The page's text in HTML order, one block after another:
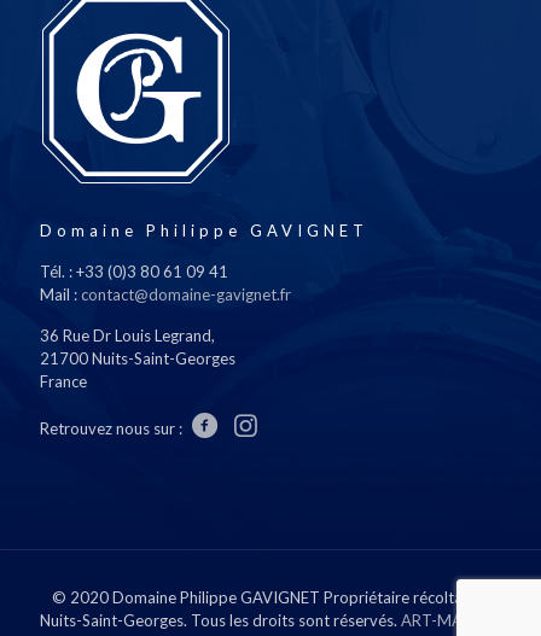
Domaine Philippe GAVIGNET
Tél. : +33 (0)3 80 61 09 41
Mail :contact@domaine-gavignet.fr
36 Rue Dr Louis Legrand,
21700 Nuits-Saint-Georges
France
Retrouvez nous sur :
© 2020 Domaine Philippe GAVIGNET Propriétaire récoltant à
Nuits-Saint-Georges. Tous les droits sont réservés. ART-MATURE